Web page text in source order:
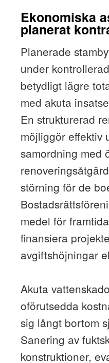
Ekonomiska
planerat
Planerade
under
betydligt lägre
med akuta
En strukturerad
möjliggör effektiv
samordning med
störning för de
medel för
finansiera
avgiftshöjningar
Akuta
oförutsedda
sig långt bortom
Sanering av
konstruktioner,